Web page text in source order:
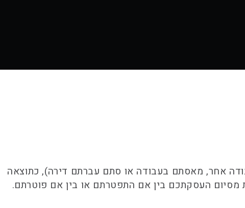
אחר, מאסתם בעבודה או סתם עברתם דירה), כתוצאה
מסיום העסקתכם בין אם התפטרתם או בין אם פוטרתם.